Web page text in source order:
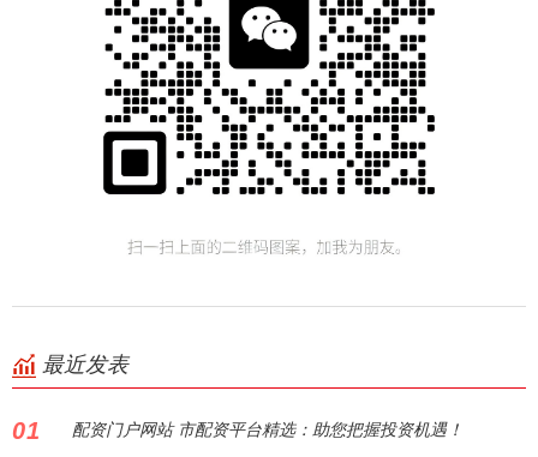
最近发表
01 配资门户网站 市配资平台精选：助您把握投资机遇！